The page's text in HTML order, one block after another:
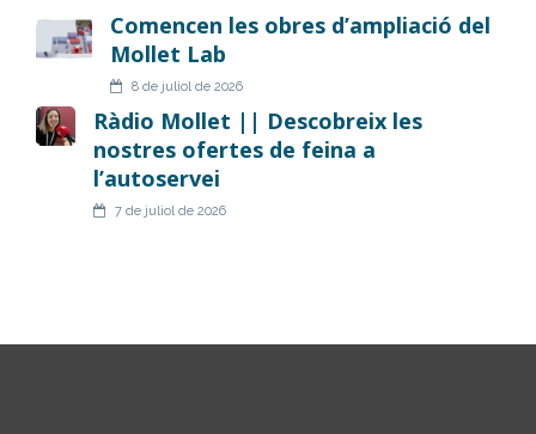
Comencen les obres d’ampliació del
Mollet Lab
8 de juliol de 2026
Ràdio Mollet || Descobreix les
nostres ofertes de feina a
l’autoservei
7 de juliol de 2026